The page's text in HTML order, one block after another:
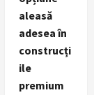
aleasă
adesea în
construcți
ile
premium